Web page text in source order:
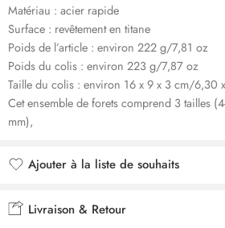
Matériau : acier rapide
Surface : revêtement en titane
Poids de l’article : environ 222 g/7,81 oz
Poids du colis : environ 223 g/7,87 oz
Taille du colis : environ 16 x 9 x 3 cm/6,30
Cet ensemble de forets comprend 3 tailles
mm),
Ajouter à la liste de souhaits
Livraison & Retour